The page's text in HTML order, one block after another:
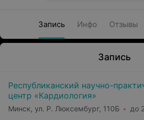
Запись Инфо Отзывы
Запись
Республиканский научно-
центр «Кардиология»
Минск, ул. Р. Люксембург, 110Б до